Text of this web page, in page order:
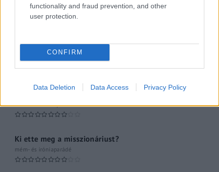
functionality and fraud prevention, and other
user protection.
CONFIRM
Data Deletion Data Access Privacy Policy
A riporter
Hétvégi Magazin
múltfeltáró oknyomozó műsor
Ki ette meg a misszionáriust?
mém- és iróniaparádé